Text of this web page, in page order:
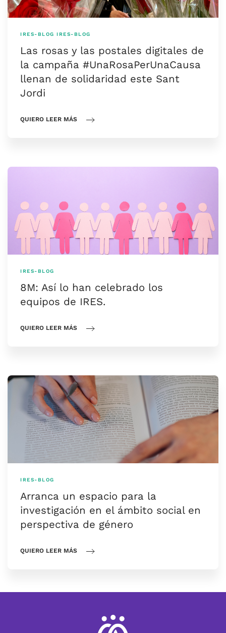
IRES-BLOG IRES-BLOG
Las rosas y las postales digitales de
la campaña #UnaRosaPerUnaCausa
llenan de solidaridad este Sant
Jordi
QUIERO LEER MÁS
IRES-BLOG
8M: Así lo han celebrado los
equipos de IRES.
QUIERO LEER MÁS
IRES-BLOG
Arranca un espacio para la
investigación en el ámbito social en
perspectiva de género
QUIERO LEER MÁS